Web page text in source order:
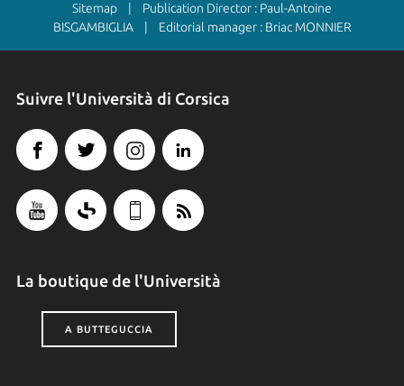
Sitemap | Publication Director : Paul-Antoine
BISGAMBIGLIA | Editorial manager : Briac MONNIER
Suivre l'Università di Corsica
La boutique de l'Università
A BUTTEGUCCIA